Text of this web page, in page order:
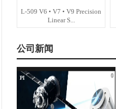
L-509 V6 • V7 • V9 Precision
Linear S...
公司新闻